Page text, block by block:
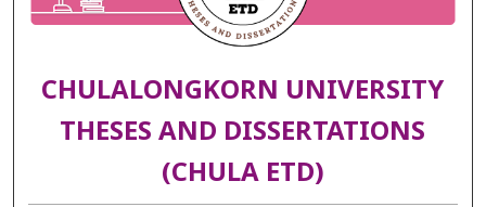
CHULALONGKORN UNIVERSITY
THESES AND DISSERTATIONS
(CHULA ETD)